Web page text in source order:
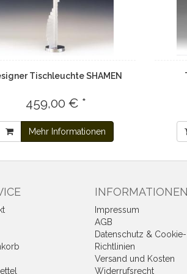
Tischleuchte SHAMEN
459,00 € *
Mehr Informationen
Impressum
AGB
Datenschutz & Cookie-
Richtlinien
Versand und Kosten
Widerrufsrecht